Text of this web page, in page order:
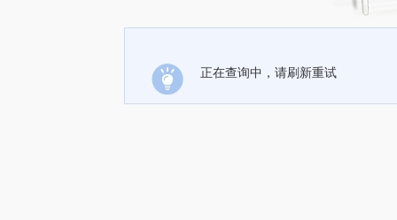
正在查询中，请刷新重试